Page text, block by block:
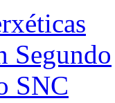
Segundo
SNC